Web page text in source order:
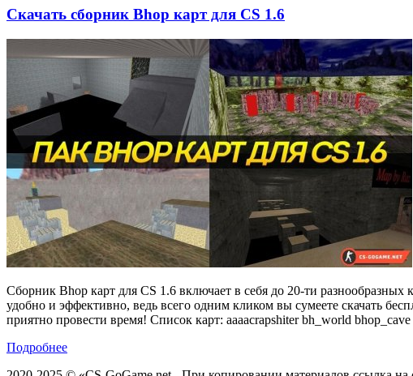
Скачать сборник Bhop карт для CS 1.6
Сборник Bhop карт для CS 1.6 включает в себя до 20-ти
удобно и эффективно, ведь всего одним кликом вы сумеете скачать
приятно провести время! Список карт: aaaacrapshiter bh_world
Подробнее